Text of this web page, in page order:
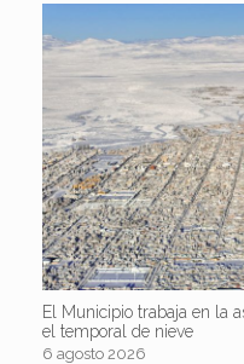
El Municipio trabaja en la
el temporal de nieve
6 agosto 2026